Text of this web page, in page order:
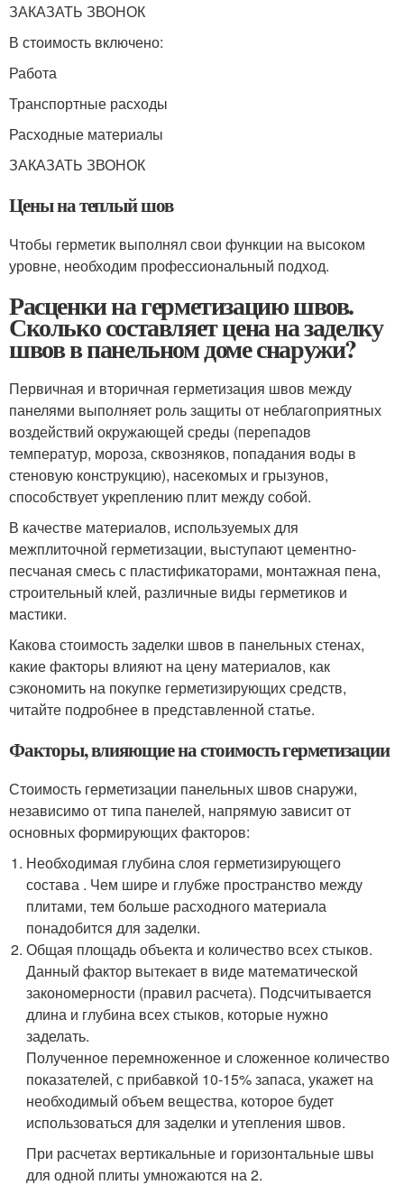
ЗАКАЗАТЬ ЗВОНОК
В стоимость включено:
Работа
Транспортные расходы
Расходные материалы
ЗАКАЗАТЬ ЗВОНОК
Цены на теплый шов
Чтобы герметик выполнял свои функции на высоком
уровне, необходим профессиональный подход.
Расценки на герметизацию швов.
Сколько составляет цена на заделку
швов в панельном доме снаружи?
Первичная и вторичная герметизация швов между
панелями выполняет роль защиты от неблагоприятных
воздействий окружающей среды (перепадов
температур, мороза, сквозняков, попадания воды в
стеновую конструкцию), насекомых и грызунов,
способствует укреплению плит между собой.
В качестве материалов, используемых для
межплиточной герметизации, выступают цементно-
песчаная смесь с пластификаторами, монтажная пена,
строительный клей, различные виды герметиков и
мастики.
Какова стоимость заделки швов в панельных стенах,
какие факторы влияют на цену материалов, как
сэкономить на покупке герметизирующих средств,
читайте подробнее в представленной статье.
Факторы, влияющие на стоимость герметизации
Стоимость герметизации панельных швов снаружи,
независимо от типа панелей, напрямую зависит от
основных формирующих факторов:
Необходимая глубина слоя герметизирующего
состава . Чем шире и глубже пространство между
плитами, тем больше расходного материала
понадобится для заделки.
Общая площадь объекта и количество всех стыков.
Данный фактор вытекает в виде математической
закономерности (правил расчета). Подсчитывается
длина и глубина всех стыков, которые нужно
заделать.
Полученное перемноженное и сложенное количество
показателей, с прибавкой 10-15% запаса, укажет на
необходимый объем вещества, которое будет
использоваться для заделки и утепления швов.
При расчетах вертикальные и горизонтальные швы
для одной плиты умножаются на 2.